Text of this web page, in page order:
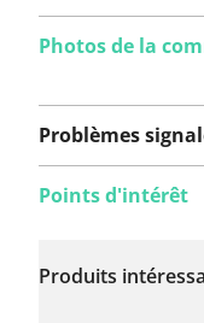
Photos de la
Problèmes
encore été
Points d'intérêt
Produits